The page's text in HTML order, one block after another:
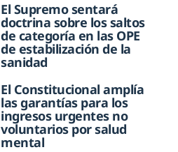
El Supremo sentará
doctrina sobre los saltos
de categoría en las OPE
de estabilización de la
sanidad
El Constitucional amplía
las garantías para los
ingresos urgentes no
voluntarios por salud
mental